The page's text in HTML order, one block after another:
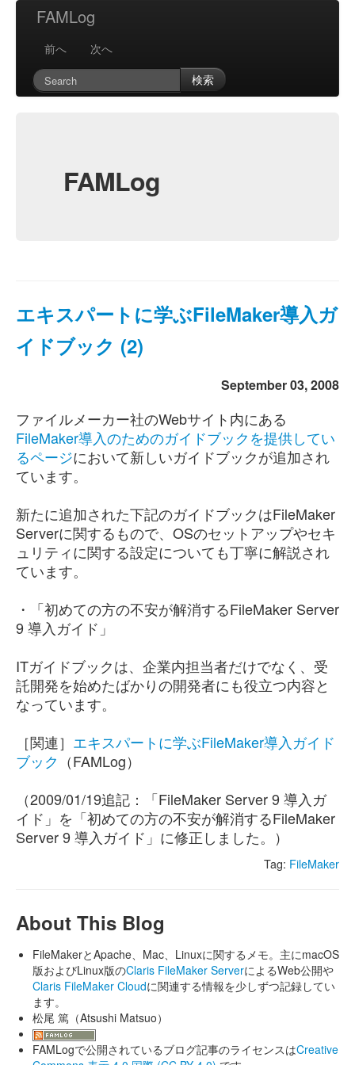
FAMLog
前へ
次へ
検索
FAMLog
エキスパートに学ぶFileMaker導入ガ
イドブック (2)
September 03, 2008
ファイルメーカー社のWebサイト内にある
FileMaker導入のためのガイドブックを提供してい
るページにおいて新しいガイドブックが追加され
ています。
新たに追加された下記のガイドブックはFileMaker
Serverに関するもので、OSのセットアップやセキ
ュリティに関する設定についても丁寧に解説され
ています。
・「初めての方の不安が解消するFileMaker Server
9 導入ガイド」
ITガイドブックは、企業内担当者だけでなく、受
託開発を始めたばかりの開発者にも役立つ内容と
なっています。
［関連］ エキスパートに学ぶFileMaker導入ガイド
ブック （FAMLog）
（2009/01/19追記：「FileMaker Server 9 導入ガ
イド」を「初めての方の不安が解消するFileMaker
Server 9 導入ガイド」に修正しました。）
Tag: FileMaker
About This Blog
FileMakerとApache、Mac、Linuxに関するメモ。主にmacOS
版およびLinux版のClaris FileMaker ServerによるWeb公開や
Claris FileMaker Cloudに関連する情報を少しずつ記録してい
ます。
松尾 篤（Atsushi Matsuo）
FAMLogで公開されているブログ記事のライセンスはCreative